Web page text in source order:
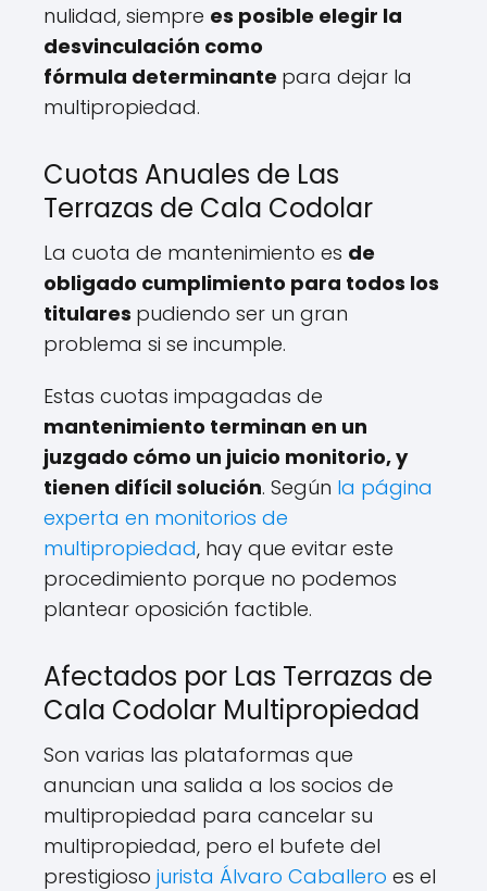
nulidad, siempre es posible elegir la
desvinculación como
fórmula determinante para dejar la
multipropiedad.
Cuotas Anuales de Las
Terrazas de Cala Codolar
La cuota de mantenimiento es de
obligado cumplimiento para todos los
titulares pudiendo ser un gran
problema si se incumple.
Estas cuotas impagadas de
mantenimiento terminan en un
juzgado cómo un juicio monitorio, y
tienen difícil solución. Según la página
experta en monitorios de
multipropiedad, hay que evitar este
procedimiento porque no podemos
plantear oposición factible.
Afectados por Las Terrazas de
Cala Codolar Multipropiedad
Son varias las plataformas que
anuncian una salida a los socios de
multipropiedad para cancelar su
multipropiedad, pero el bufete del
prestigioso jurista Álvaro Caballero es el